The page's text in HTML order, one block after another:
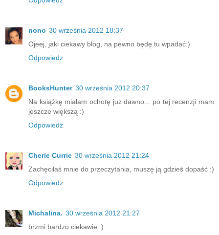
nono 30 września 2012 18:37
Ojeej, jaki ciekawy blog, na pewno będę tu wpadać:)
Odpowiedz
BooksHunter 30 września 2012 20:37
Na książkę miałam ochotę już dawno... po tej recenzji mam
jeszcze większą :)
Odpowiedz
Cherie Currie 30 września 2012 21:24
Zachęciłaś mnie do przeczytania, muszę ją gdzieś dopaść :)
Odpowiedz
Michalina. 30 września 2012 21:27
brzmi bardzo ciekawie :)